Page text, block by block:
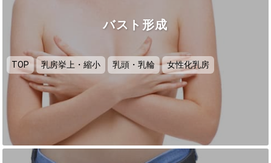
バスト形成
TOP 乳房挙上・縮小 乳頭・乳輪 女性化乳房